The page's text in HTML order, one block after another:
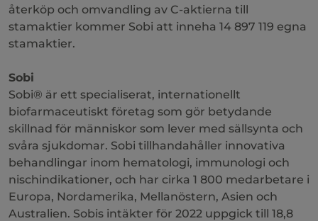
återköp och omvandling av C-aktierna till
stamaktier kommer Sobi att inneha 14 897 119 egna
stamaktier.
Sobi
Sobi® är ett specialiserat, internationellt
biofarmaceutiskt företag som gör betydande
skillnad för människor som lever med sällsynta och
svåra sjukdomar. Sobi tillhandahåller innovativa
behandlingar inom hematologi, immunologi och
nischindikationer, och har cirka 1 800 medarbetare i
Europa, Nordamerika, Mellanöstern, Asien och
Australien. Sobis intäkter för 2022 uppgick till 18,8